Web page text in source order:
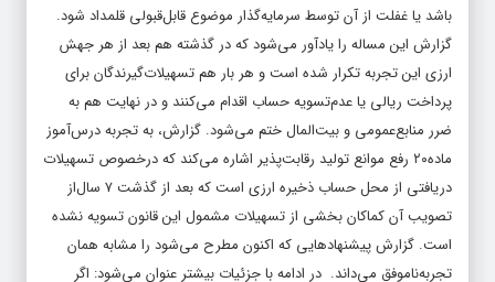
باشد یا غفلت از آن توسط سرمایه‌‌‌‌‌‌گذار موضوع قابل‌قبولی قلمداد شود.
گزارش این مساله را یادآور می‌شود که در گذشته هم بعد از هر جهش
ارزی این تجربه تکرار شده است و هر بار هم تسهیلات‌‌‌‌‌‌گیرندگان برای
پرداخت ریالی یا عدم‌تسویه حساب اقدام می‌کنند و در نهایت هم به
ضرر منابع‌عمومی و بیت‌المال ختم می‌شود. گزارش، به تجربه درس‌‌‌‌‌‌آموز
ماده‌۲۰ رفع موانع تولید رقابت‌‌‌‌‌‌پذیر اشاره می‌کند که درخصوص تسهیلات
دریافتی از محل حساب ذخیره ارزی است که بعد از گذشت ۷ سال‌از
تصویب آن کماکان بخشی از تسهیلات مشمول این قانون تسویه نشده
است. گزارش پیشنهادهایی که اکنون مطرح می‌شود را مشابه همان
تجربه‌ناموفق می‌داند. در ادامه با جزئیات بیشتر عنوان می‌شود: اگر